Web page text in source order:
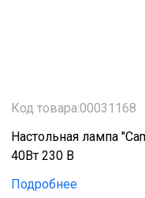
Код товара:00031168
Настольная лампа
40Вт 230 В
Подробнее